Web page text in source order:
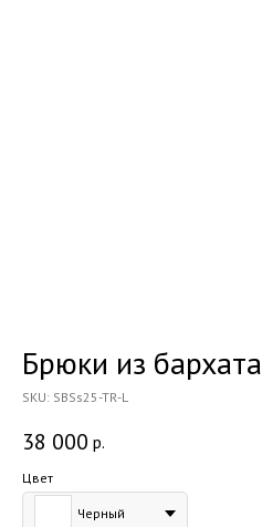
Брюки из бархата
SKU: SBSs25-TR-L
38 000 р.
Цвет
Черный